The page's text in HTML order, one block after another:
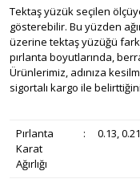
Tektaş yüzük seçilen ölçüye
gösterebilir. Bu yüzden
üzerine tektaş yüzüğü
pırlanta boyutlarında,
Ürünlerimiz, adınıza
sigortalı kargo ile
Pırlanta
Karat
Ağırlığı
: 0.13, 0.21